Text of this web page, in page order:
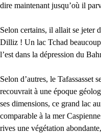
dire maintenant jusqu’où il
Selon certains, il allait se jeter
Dilliz ! Un lac Tchad
l’est dans la dépression du
Selon d’autres, le Tafassasset
recouvrait à une époque
ses dimensions, ce grand lac
comparable à la mer
rives une végétation